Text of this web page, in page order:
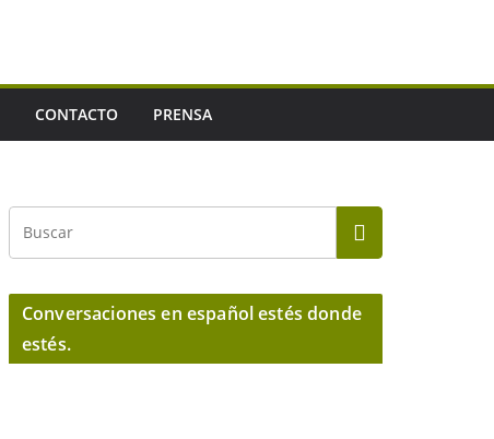
CONTACTO PRENSA
Conversaciones en español estés donde
estés.